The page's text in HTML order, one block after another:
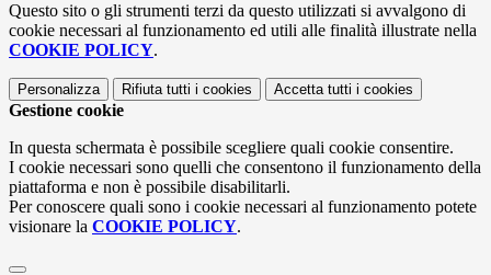
Questo sito o gli strumenti terzi da questo utilizzati si avvalgono di
cookie necessari al funzionamento ed utili alle finalità illustrate nella
COOKIE POLICY.
Personalizza Rifiuta tutti i cookies Accetta tutti i cookies
Gestione cookie
In questa schermata è possibile scegliere quali cookie consentire.
I cookie necessari sono quelli che consentono il funzionamento della
piattaforma e non è possibile disabilitarli.
Per conoscere quali sono i cookie necessari al funzionamento potete
visionare la COOKIE POLICY.